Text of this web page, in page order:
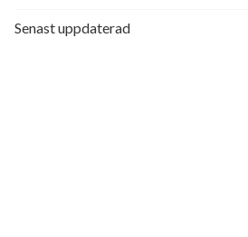
Senast uppdaterad